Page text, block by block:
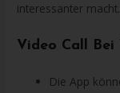
interessanter macht.
Video Call Bei
Die App